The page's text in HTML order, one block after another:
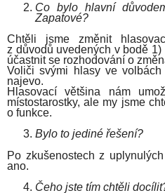
Co bylo hlavní
Zapatové?
Chtěli jsme změnit
z důvodů uvedených v bodě
účastnit se rozhodování o
Voliči svými hlasy ve
najevo.
Hlasovací většina nám
místostarostky, ale my jsme
o funkce.
Bylo to jediné řešení?
Po zkušenostech z
ano.
Čeho jste tím chtěli